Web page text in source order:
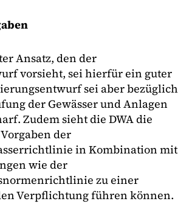
Ansatz, den der
vorsieht, sei hierfür ein guter
sei aber bezüglich
der Gewässer und Anlagen
Zudem sieht die DWA die
der
in Kombination mit
wie der
zu einer
Verpflichtung führen können.